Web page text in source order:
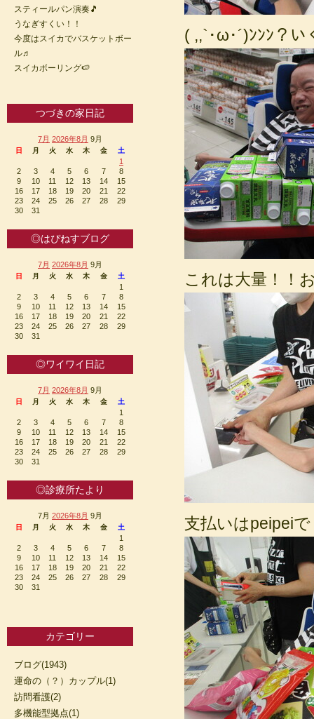
( ,,`･ω･´)ﾝﾝﾝ？
これは大量！！
支払いはpeipeiで
スティールパン演奏🎵
うなぎすくい！！
今度はスイカでバスケットボー
ル♬
スイカボーリング🍉
つづきの家日記
7月 2026年8月 9月
日 月 火 水 木 金 土
1
2
3 4 5 6 7
8
9
10 11 12 13 14
15
16
17 18 19 20 21
22
23
24 25 26 27 28
29
30
31
◎はぴねすブログ
7月 2026年8月 9月
日 月 火 水 木 金 土
1
2
3 4 5 6 7
8
9
10 11 12 13 14
15
16
17 18 19 20 21
22
23
24 25 26 27 28
29
30
31
◎ワイワイ日記
7月 2026年8月 9月
日 月 火 水 木 金 土
1
2
3 4 5 6 7
8
9
10 11 12 13 14
15
16
17 18 19 20 21
22
23
24 25 26 27 28
29
30
31
◎診療所たより
7月 2026年8月 9月
日 月 火 水 木 金 土
1
2
3 4 5 6 7
8
9
10 11 12 13 14
15
16
17 18 19 20 21
22
23
24 25 26 27 28
29
30
31
カテゴリー
ブログ(1943)
運命の（？）カップル(1)
訪問看護(2)
多機能型拠点(1)